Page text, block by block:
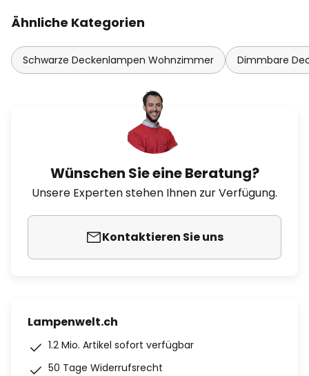
Ähnliche Kategorien
Schwarze Deckenlampen Wohnzimmer Dimmbare
Wünschen Sie eine Beratung?
Unsere Experten stehen Ihnen zur Verfügung.
Kontaktieren Sie uns
Lampenwelt.ch
1.2 Mio. Artikel sofort verfügbar
50 Tage Widerrufsrecht